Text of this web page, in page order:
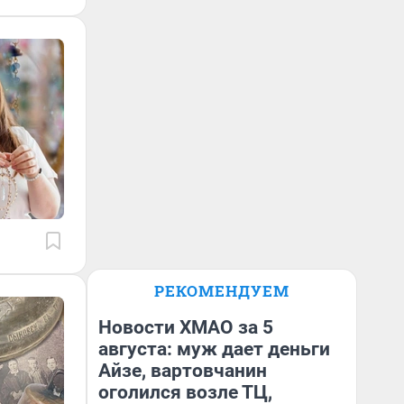
РЕКОМЕНДУЕМ
Новости ХМАО за 5
августа: муж дает деньги
Айзе, вартовчанин
оголился возле ТЦ,